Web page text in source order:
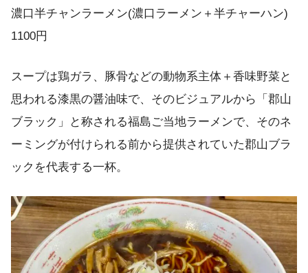
濃口半チャンラーメン(濃口ラーメン＋半チャーハン)
1100円
スープは鶏ガラ、豚骨などの動物系主体＋香味野菜と
思われる漆黒の醤油味で、そのビジュアルから「郡山
ブラック」と称される福島ご当地ラーメンで、そのネ
ーミングが付けられる前から提供されていた郡山ブラ
ックを代表する一杯。